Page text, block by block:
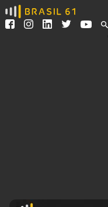
Ver todas as notícias
Podcasts